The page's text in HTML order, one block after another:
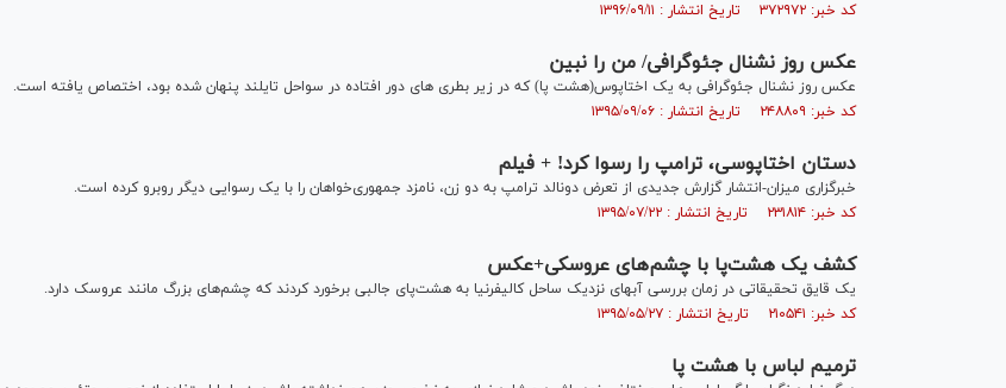
کد خبر: ۳۷۲۹۷۲ تاریخ انتشار : ۱۳۹۶/۰۹/۱۱
عکس روز نشنال جئوگرافی/ من را نبین
عکس روز نشنال جئوگرافی به یک اختاپوس(هشت پا) که در زیر بطری های دور افتاده در سواحل تایلند پنهان شده بود، اختصاص یافته است.
کد خبر: ۲۴۸۸۰۹ تاریخ انتشار : ۱۳۹۵/۰۹/۰۶
دستان اختاپوسی، ترامپ را رسوا کرد! + فیلم
خبرگزاری میزان-انتشار گزارش جدیدی از تعرض دونالد ترامپ به دو زن، نامزد جمهوری‌خواهان را با یک رسوایی دیگر روبرو کرده است.
کد خبر: ۲۳۱۸۱۴ تاریخ انتشار : ۱۳۹۵/۰۷/۲۲
کشف یک هشت‌پا با چشم‌های عروسکی+عکس
یک قایق تحقیقاتی در زمان بررسی آبهای نزدیک ساحل کالیفرنیا به هشت‌پای جالبی برخورد کردند که چشم‌های بزرگ مانند عروسک دارد.
کد خبر: ۲۱۰۵۴۱ تاریخ انتشار : ۱۳۹۵/۰۵/۲۷
ترمیم لباس با هشت پا